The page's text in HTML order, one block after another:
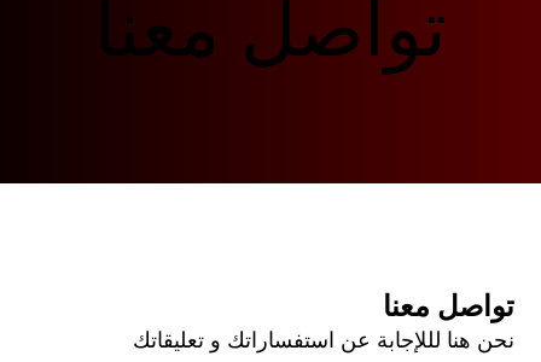
تواصل معنا
تواصل معنا
نحن هنا لللإجابة عن استفساراتك و تعليقاتك